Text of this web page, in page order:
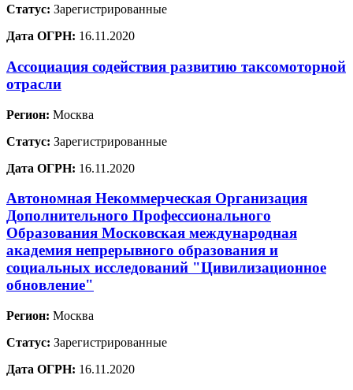
Статус: Зарегистрированные
Дата ОГРН: 16.11.2020
Ассоциация содействия развитию таксомоторной
отрасли
Регион: Москва
Статус: Зарегистрированные
Дата ОГРН: 16.11.2020
Автономная Некоммерческая Организация
Дополнительного Профессионального
Образования Московская международная
академия непрерывного образования и
социальных исследований "Цивилизационное
обновление"
Регион: Москва
Статус: Зарегистрированные
Дата ОГРН: 16.11.2020